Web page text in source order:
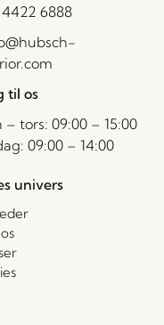
6888
til os
– tors: 09:00 – 15:00
09:00 – 14:00
univers